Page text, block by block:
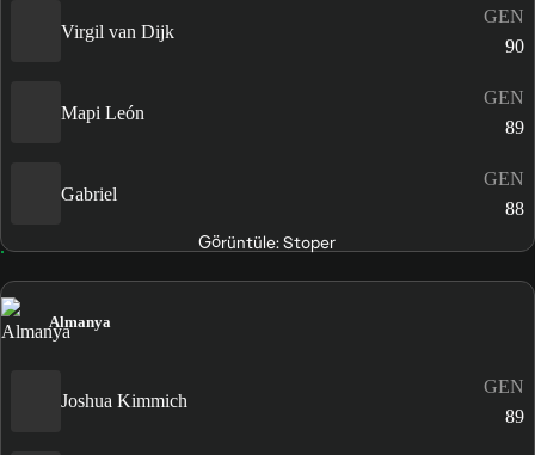
Virgil van Dijk
GEN
90
Mapi León
GEN
89
Gabriel
GEN
88
Görüntüle: Stoper
Almanya
Joshua Kimmich
GEN
89